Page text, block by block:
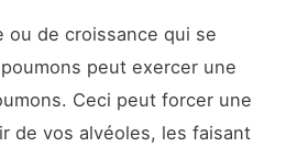
ou de croissance qui se
peut exercer une
Ceci peut forcer une
de vos alvéoles, les faisant